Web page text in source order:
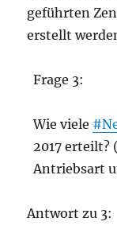
geführten
erstellt
Frage 3:
Wie viele
2017 erteilt?
Antriebsart
Antwort zu 3: